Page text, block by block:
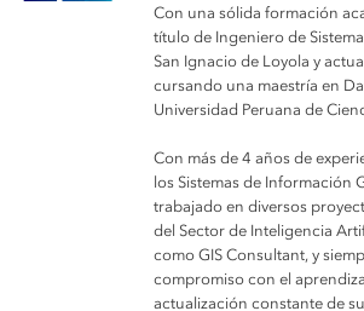
Con una sólida formación
título de Ingeniero de
San Ignacio de Loyola y
cursando una maestría en
Universidad Peruana de
Con más de 4 años de
los Sistemas de Información
trabajado en diversos
del Sector de Inteligencia
como GIS Consultant, y
compromiso con el
actualización constante de